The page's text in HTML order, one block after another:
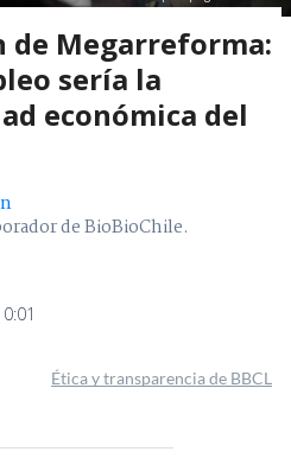
de Megarreforma:
sería la
económica del
de BioBioChile.
Ética y transparencia de BBCL